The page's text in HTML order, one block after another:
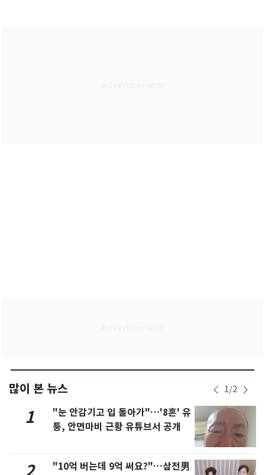
많이 본 뉴스 1/2
1
"눈 안감기고 입 돌아가"…'8혼' 유
퉁, 안면마비 근황 유튜브서 공개
"10억 버는데 9억 써요?"…삼전男